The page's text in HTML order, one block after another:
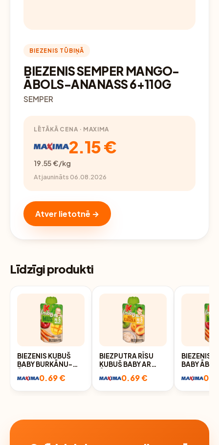
BIEZENIS TŪBIŅĀ
BIEZENIS SEMPER MANGO-
ĀBOLS-ANANASS 6+110G
SEMPER
LĒTĀKĀ CENA · MAXIMA
2.15 €
19.55 €/kg
Atjaunināts 06.08.2026
Atver lietotnē →
Līdzīgi produkti
BIEZENIS KUBUŠ
BABY BURKĀNU-
6 MĒN. 100GR
0.69 €
BIEZPUTRA RĪSU
KUBUŠ BABY AR
APRIKOŽU BIEZENI
0.69 €
BIEZENIS
BABY
NO 6 MĒN.